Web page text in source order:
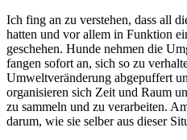
Ich fing an zu verstehen, dass all
hatten und vor allem in Funktion
geschehen. Hunde nehmen die
fangen sofort an, sich so zu
Umweltveränderung abgepuffert
organisieren sich Zeit und Raum
zu sammeln und zu verarbeiten.
darum, wie sie selber aus dieser